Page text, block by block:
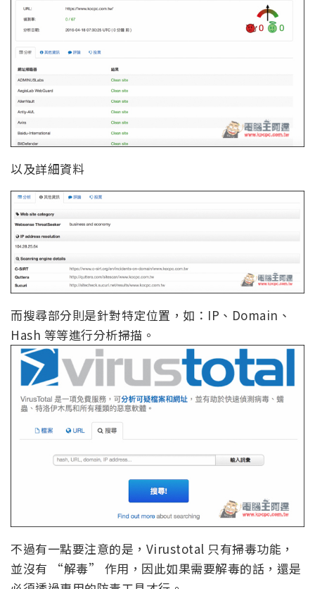
以及詳細資料
而搜尋部分則是針對特定位置，如：IP、Domain、
Hash 等等進行分析掃描。
不過有一點要注意的是，Virustotal 只有掃毒功能，
並沒有 “解毒” 作用，因此如果需要解毒的話，還是